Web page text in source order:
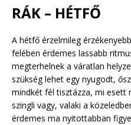
RÁK – HÉTFŐ
A hétfő érzelmileg
felében érdemes lassabb
megterhelnek a váratlan
szükség lehet egy nyugodt,
mindkét fél tisztázza, mi esett
szingli vagy, valaki a
érdemes ma nyitottabban